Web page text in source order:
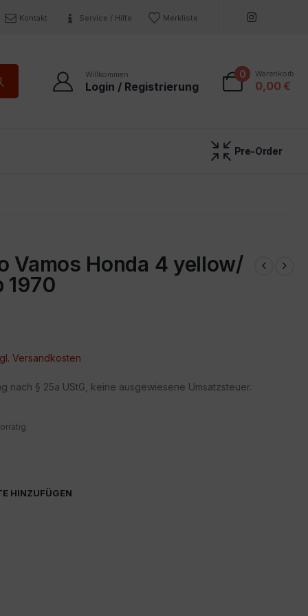
Kontakt Service / Hilfe Merkliste
Willkommen
Login / Registrierung
0 Warenkorb
0,00 €
Pre-Order
Vamos Honda 4 yellow/
1970
Versandkosten
nach § 25a UStG, keine ausgewiesene Umsatzsteuer.
HINZUFÜGEN